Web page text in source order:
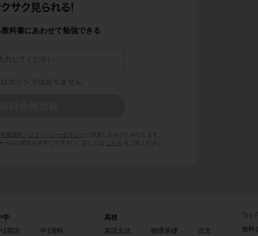
科書にあわせて勉強できる
利用規約・プライバシーポリシー
に同意したものとみなします。
ルの受信を許可して下さい。詳しくは
こちら をご覧ください。
学
1英語
中1理科
高校
英語文法
物理基礎 古文 無料